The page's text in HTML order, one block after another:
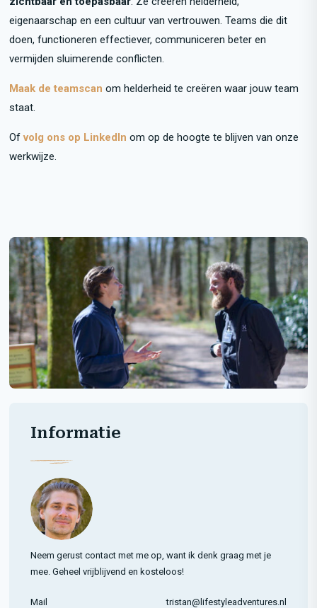
eigenaarschap en een cultuur van vertrouwen. Teams die dit
doen, functioneren effectiever, communiceren beter en
vermijden sluimerende conflicten.
Maak de teamscan om helderheid te creëren waar jouw team
staat.
Ofvolg ons op LinkedIn om op de hoogte te blijven van onze
werkwijze.
Informatie
Neem gerust contact met me op, want ik denk graag met je
mee. Geheel vrijblijvend en kosteloos!
Mail tristan@lifestyleadventures.nl